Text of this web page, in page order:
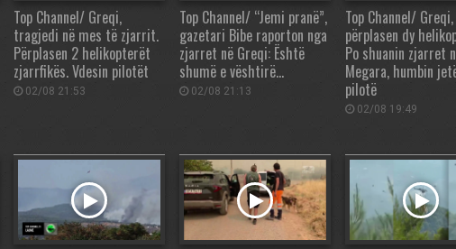
Top Channel/ Greqi,
tragjedi në mes të zjarrit.
Përplasen 2 helikopterët
zjarrfikës. Vdesin pilotët
02/08 21:53
Top Channel/ “Jemi pranë”,
gazetari Bibe raporton nga
zjarret në Greqi: Është
shumë e vështirë…
02/08 21:13
Top Channel/ Greqi,
përplasen dy
Po shuanin zjarret
Megara, humbin
pilotë
02/08 19:49